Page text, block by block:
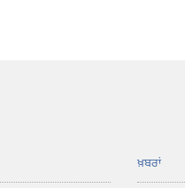
ਖ਼ਬਰਾਂ